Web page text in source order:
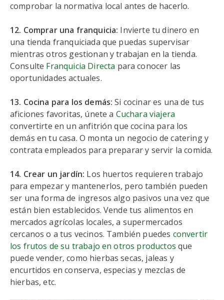
comprobar la normativa local antes de hacerlo.
12. Comprar una franquicia: Invierte tu dinero en
una tienda franquiciada que puedas supervisar
mientras otros gestionan y trabajan en la tienda.
Consulte Franquicia Directa para conocer las
oportunidades actuales.
13. Cocina para los demás: Si cocinar es una de tus
aficiones favoritas, únete a Cuchara viajera
convertirte en un anfitrión que cocina para los
demás en tu casa. O monta un negocio de catering y
contrata empleados para preparar y servir la comida.
14. Crear un jardín: Los huertos requieren trabajo
para empezar y mantenerlos, pero también pueden
ser una forma de ingresos algo pasivos una vez que
están bien establecidos. Vende tus alimentos en
mercados agrícolas locales, a supermercados
cercanos o a tus vecinos. También puedes convertir
los frutos de su trabajo en otros productos que
puede vender, como hierbas secas, jaleas y
encurtidos en conserva, especias y mezclas de
hierbas, etc.